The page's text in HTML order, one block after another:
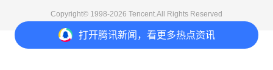
打开腾讯新闻，看更多热点资讯
Copyright© 1998-2026 Tencent.All Rights Reserved